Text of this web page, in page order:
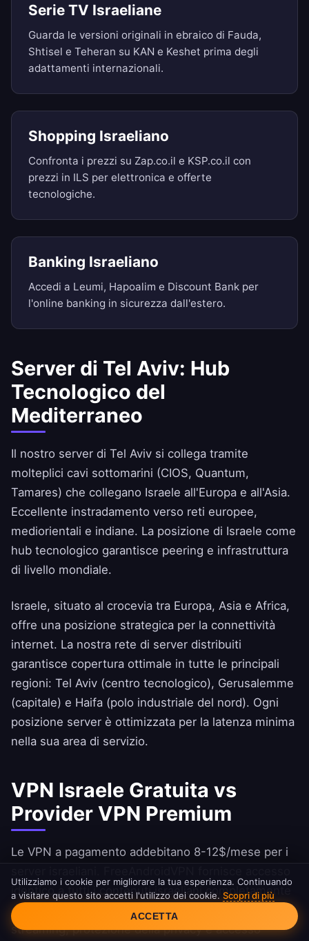
Serie TV Israeliane
Guarda le versioni originali in ebraico di Fauda,
Shtisel e Teheran su KAN e Keshet prima degli
adattamenti internazionali.
Shopping Israeliano
Confronta i prezzi su Zap.co.il e KSP.co.il con
prezzi in ILS per elettronica e offerte
tecnologiche.
Banking Israeliano
Accedi a Leumi, Hapoalim e Discount Bank per
l'online banking in sicurezza dall'estero.
Server di Tel Aviv: Hub
Tecnologico del
Mediterraneo
Il nostro server di Tel Aviv si collega tramite
molteplici cavi sottomarini (CIOS, Quantum,
Tamares) che collegano Israele all'Europa e all'Asia.
Eccellente instradamento verso reti europee,
mediorientali e indiane. La posizione di Israele come
hub tecnologico garantisce peering e infrastruttura
di livello mondiale.
Israele, situato al crocevia tra Europa, Asia e Africa,
offre una posizione strategica per la connettività
internet. La nostra rete di server distribuiti
garantisce copertura ottimale in tutte le principali
regioni: Tel Aviv (centro tecnologico), Gerusalemme
(capitale) e Haifa (polo industriale del nord). Ogni
posizione server è ottimizzata per la latenza minima
nella sua area di servizio.
VPN Israele Gratuita vs
Provider VPN Premium
Le VPN a pagamento addebitano 8-12$/mese per i
identico a tutti i contenuti israeliani completamente
gratis. Il nostro server di Tel Aviv offre lo stesso
streaming, protezione della privacy e accesso
Consenso Cookie
Utilizziamo i cookie per migliorare la tua esperienza. Continuando
a visitare questo sito accetti l'utilizzo dei cookie. Scopri di più
ACCETTA